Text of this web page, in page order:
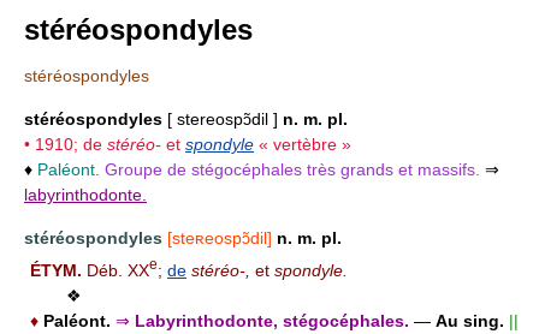
stéréospondyles
stéréospondyles
stéréospondyles [ stereospɔ̃dil ] n. m. pl.
• 1910; de stéréo- et spondyle « vertèbre »
♦ Paléont. Groupe de stégocéphales très grands et massifs. ⇒
labyrinthodonte.
stéréospondyles [steʀeospɔ̃dil] n. m. pl.
ÉTYM. Déb. XXe; de stéréo-, et spondyle.
❖
♦ Paléont. ⇒ Labyrinthodonte, stégocéphales. — Au sing. ||